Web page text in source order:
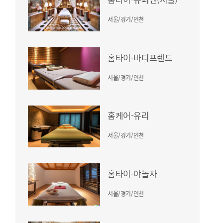
서울/경기/인천
홈타이-바디프렌드
서울/경기/인천
홈케어-유리
서울/경기/인천
홈타이-야놀자
서울/경기/인천